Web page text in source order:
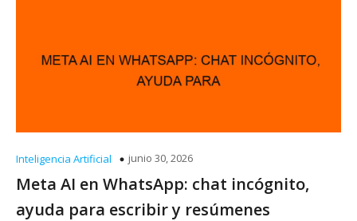
Inteligencia Artificial junio 30, 2026
Meta AI en WhatsApp: chat incógnito,
ayuda para escribir y resúmenes